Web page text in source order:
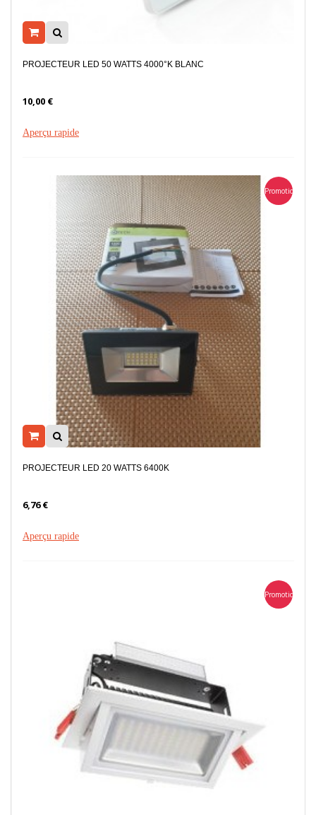
PROJECTEUR LED 50 WATTS 4000°K BLANC
10,00 €
Aperçu rapide
Promotion
PROJECTEUR LED 20 WATTS 6400K
6,76 €
Aperçu rapide
Promotion